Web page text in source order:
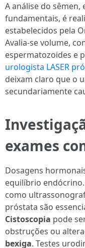
A análise do sêmen,
fundamentais, é
estabelecidos pela
Avalia-se volume,
espermatozoides e
urologista LASER
deixam claro que o
secundariamente
exames
Dosagens
equilíbrio
como
próstata são
Cistoscopia pode
obstruções ou
bexiga. Testes